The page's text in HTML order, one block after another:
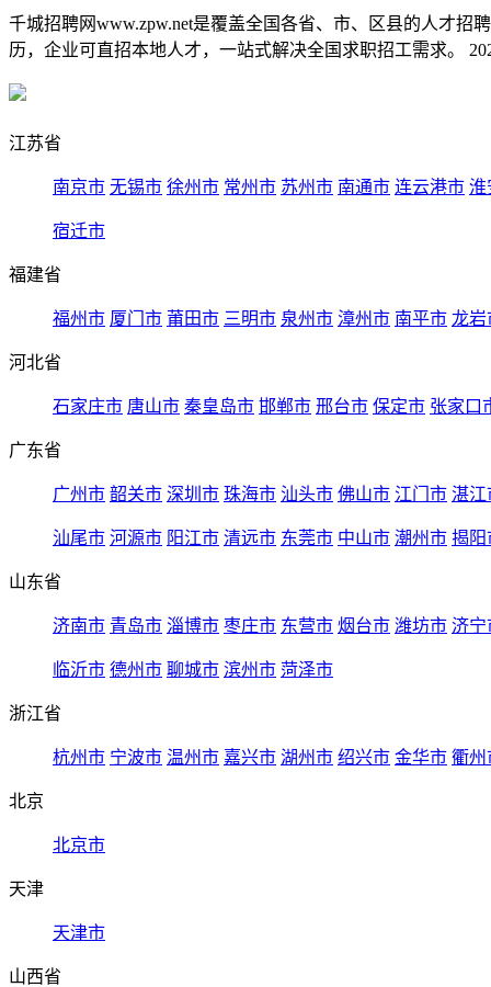
千城招聘网www.zpw.net是覆盖全国各省、市、区县的人才
历，企业可直招本地人才，一站式解决全国求职招工需求。
江苏省
南京市 无锡市 徐州市 常州市 苏州市 南通市 连云港市 淮
宿迁市
福建省
福州市 厦门市 莆田市 三明市 泉州市 漳州市 南平市 龙岩
河北省
石家庄市 唐山市 秦皇岛市 邯郸市 邢台市 保定市 张家口
广东省
广州市 韶关市 深圳市 珠海市 汕头市 佛山市 江门市 湛江
汕尾市 河源市 阳江市 清远市 东莞市 中山市 潮州市 揭阳
山东省
济南市 青岛市 淄博市 枣庄市 东营市 烟台市 潍坊市 济宁
临沂市 德州市 聊城市 滨州市 菏泽市
浙江省
杭州市 宁波市 温州市 嘉兴市 湖州市 绍兴市 金华市 衢州
北京
北京市
天津
天津市
山西省